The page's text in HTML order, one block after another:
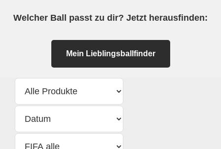
Welcher Ball passt zu dir? Jetzt herausfinden:
Mein Lieblingsballfinder